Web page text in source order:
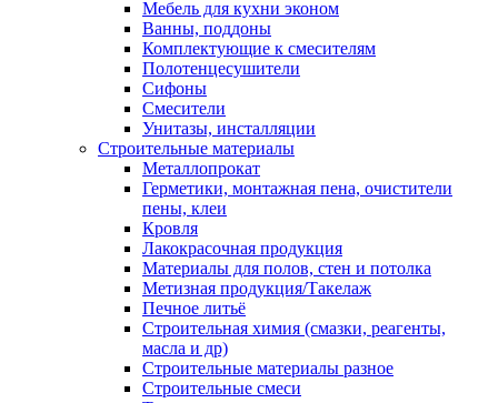
Мебель для кухни эконом
Ванны, поддоны
Комплектующие к смесителям
Полотенцесушители
Сифоны
Смесители
Унитазы, инсталляции
Строительные материалы
Металлопрокат
Герметики, монтажная пена, очистители
пены, клеи
Кровля
Лакокрасочная продукция
Материалы для полов, стен и потолка
Метизная продукция/Такелаж
Печное литьё
Строительная химия (смазки, реагенты,
масла и др)
Строительные материалы разное
Строительные смеси